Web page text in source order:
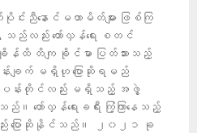
င်းညီနောင်မဟာမိတ်များ ဖြစ်ကြ
သည်လည်း တော်လှန်ရေး စတင်
န်ထိ တိကျ ခိုင်မာ ပြတ်သားသည့်
ချက် မရှိဟု ပြောဆိုရမည်
န်းတိုင်လည်း မရှိသည့် အဖွဲ့
။ တော်လှန်ရေးခရီး ကြံ့ကြာနေသည့်
လည်း ပြောဆိုနိုင်သည်။ ၂၀၂၁ ခု